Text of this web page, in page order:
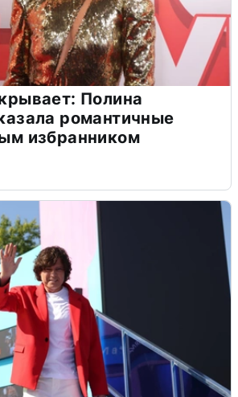
Полина
романтичные
избранником